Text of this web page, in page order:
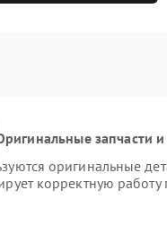
запчасти
оригинальные
корректную